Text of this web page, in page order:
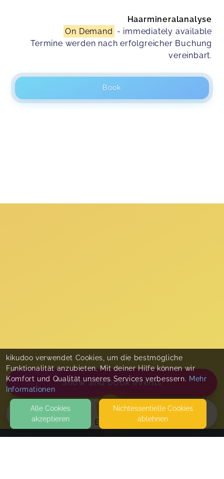
EVENTS
Haarmineralanalyse
On Demand - immediately available
Termine werden nach erfolgreicher Buchung
vereinbart.
Book
Show and book events
kikudoo verwendet Cookies, um die bestmögliche
Funktionalität anzubieten. Mit deiner Hilfe können wir
Komfort und Qualität unseres Services verbessern. Mehr
Informationen
Alle Cookies
akzeptieren
Nicht­essentielle Cookies
ablehnen